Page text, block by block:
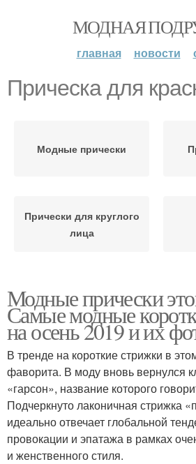
МОДНАЯ
главная новости
Прическа для
Модные прически
Прически для круглого
лица
Короткие прически
Прически на средние
волосы
Идеальные прически
Модные прически
Самые модные
на осень 2019 и их
В тренде на короткие стрижки в
фаворита. В моду вновь вернулся
«гарсон», название которого
Подчеркнуто лаконичная стрижка
идеально отвечает глобальной
провокации и эпатажа в рамках
и женственного стиля.